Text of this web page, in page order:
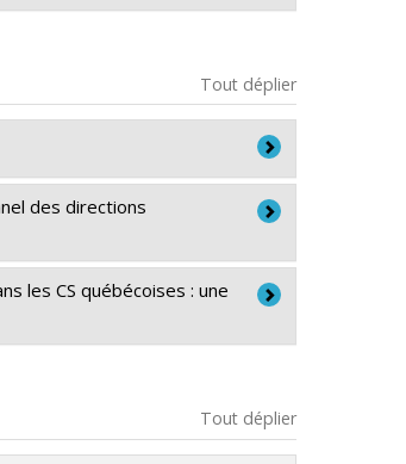
Tout déplier
des directions
les CS québécoises : une
d'exploration
Tout déplier